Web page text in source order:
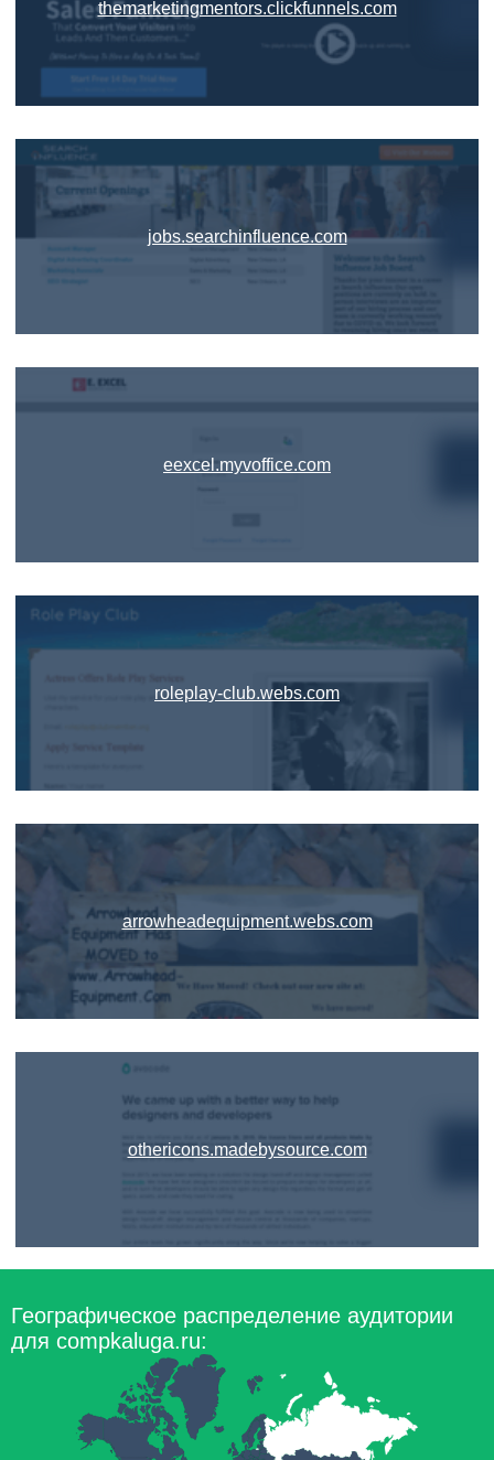
themarketingmentors.clickfunnels.com
jobs.searchinfluence.com
eexcel.myvoffice.com
roleplay-club.webs.com
arrowheadequipment.webs.com
othericons.madebysource.com
Географическое распределение аудитории
для compkaluga.ru: